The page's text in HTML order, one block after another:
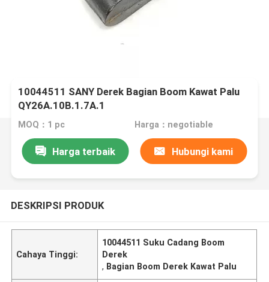
10044511 SANY Derek Bagian Boom Kawat Palu
QY26A.10B.1.7A.1
MOQ：1 pc Harga：negotiable
Harga terbaik Hubungi kami
DESKRIPSI PRODUK
Cahaya Tinggi:
10044511 Suku Cadang Boom
Derek
, Bagian Boom Derek Kawat Palu